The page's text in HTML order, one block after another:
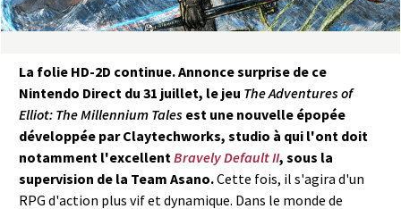
R
La folie HD-2D continue. Annonce surprise de ce
Nintendo Direct du 31 juillet, le jeu The Adventures of
Elliot: The Millennium Tales est une nouvelle épopée
développée par Claytechworks, studio à qui l'ont doit
notamment l'excellent Bravely Default II, sous la
supervision de la Team Asano.Cette fois, il s'agira d'un
RPG d'action plus vif et dynamique. Dans le monde de